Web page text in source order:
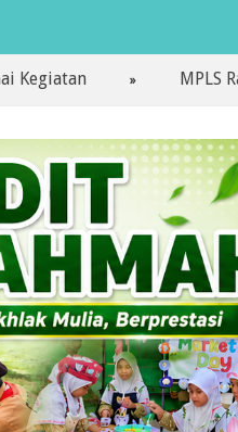
MPLS Ramah